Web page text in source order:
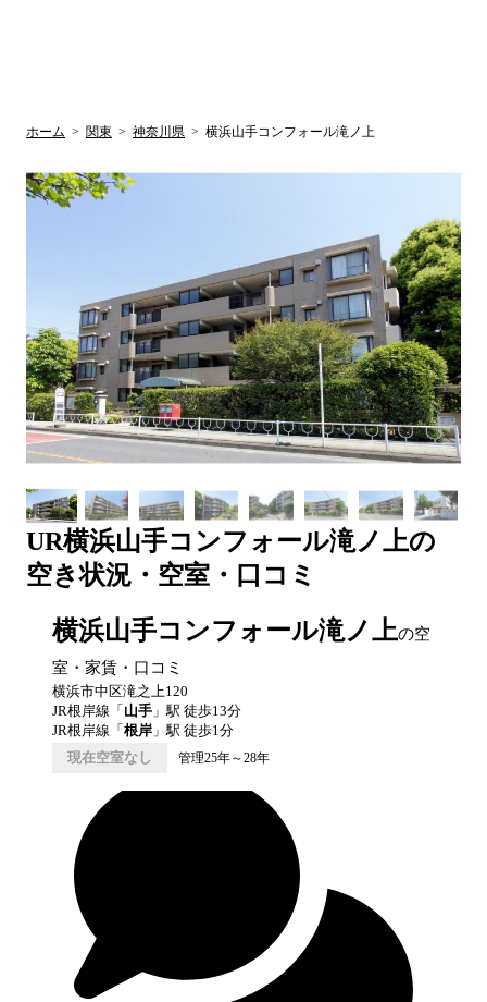
ホーム > 関東 > 神奈川県 > 横浜山手コンフォール滝ノ上
UR横浜山手コンフォール滝ノ上の
空き状況・空室・口コミ
横浜山手コンフォール滝ノ上の空
室・家賃・口コミ
横浜市中区滝之上120
JR根岸線 「 山手 」駅 徒歩13分
JR根岸線 「 根岸 」駅 徒歩1分
現在空室なし
管理25年～28年